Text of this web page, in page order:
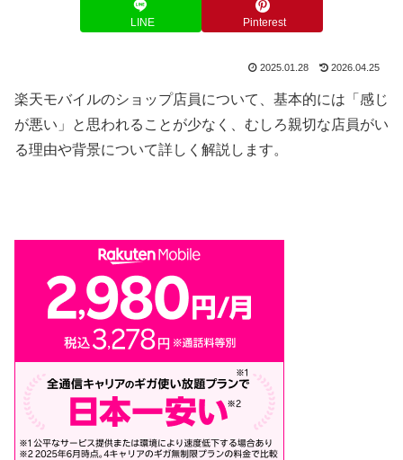
LINE Pinterest
2025.01.28 2026.04.25
楽天モバイルのショップ店員について、基本的には「感じ
が悪い」と思われることが少なく、むしろ親切な店員がい
る理由や背景について詳しく解説します。